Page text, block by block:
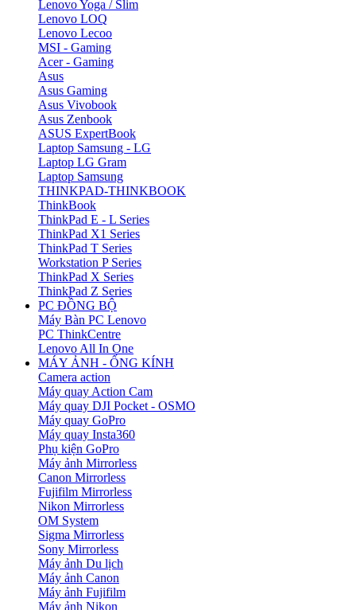
Lenovo Yoga / Slim
Lenovo LOQ
Lenovo Lecoo
MSI - Gaming
Acer - Gaming
Asus
Asus Gaming
Asus Vivobook
Asus Zenbook
ASUS ExpertBook
Laptop Samsung - LG
Laptop LG Gram
Laptop Samsung
THINKPAD-THINKBOOK
ThinkBook
ThinkPad E - L Series
ThinkPad X1 Series
ThinkPad T Series
Workstation P Series
ThinkPad X Series
ThinkPad Z Series
PC ĐỒNG BỘ
Máy Bàn PC Lenovo
PC ThinkCentre
Lenovo All In One
MÁY ẢNH - ỐNG KÍNH
Camera action
Máy quay Action Cam
Máy quay DJI Pocket - OSMO
Máy quay GoPro
Máy quay Insta360
Phụ kiện GoPro
Máy ảnh Mirrorless
Canon Mirrorless
Fujifilm Mirrorless
Nikon Mirrorless
OM System
Sigma Mirrorless
Sony Mirrorless
Máy ảnh Du lịch
Máy ảnh Canon
Máy ảnh Fujifilm
Máy ảnh Nikon